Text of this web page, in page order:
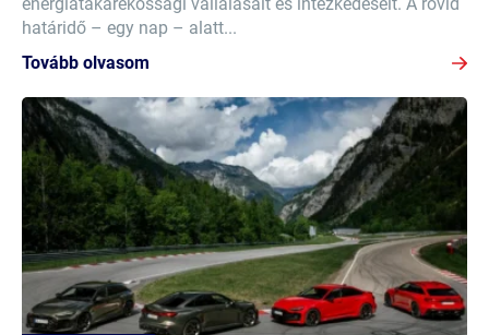
határidő – egy nap – alatt...
Tovább olvasom